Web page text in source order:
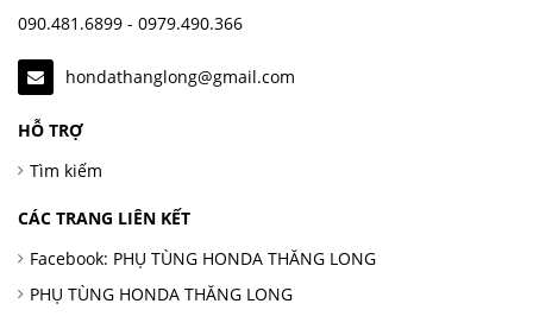
090.481.6899 - 0979.490.366
hondathanglong@gmail.com
HỖ TRỢ
Tìm kiếm
CÁC TRANG LIÊN KẾT
Facebook: PHỤ TÙNG HONDA THĂNG LONG
PHỤ TÙNG HONDA THĂNG LONG